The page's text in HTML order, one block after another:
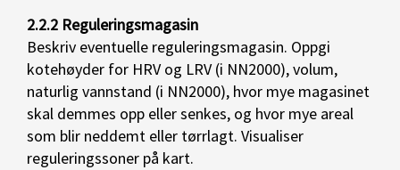
2.2.2 Reguleringsmagasin
Beskriv eventuelle reguleringsmagasin. Oppgi
kotehøyder for HRV og LRV (i NN2000), volum,
naturlig vannstand (i NN2000), hvor mye magasinet
skal demmes opp eller senkes, og hvor mye areal
som blir neddemt eller tørrlagt. Visualiser
reguleringssoner på kart.